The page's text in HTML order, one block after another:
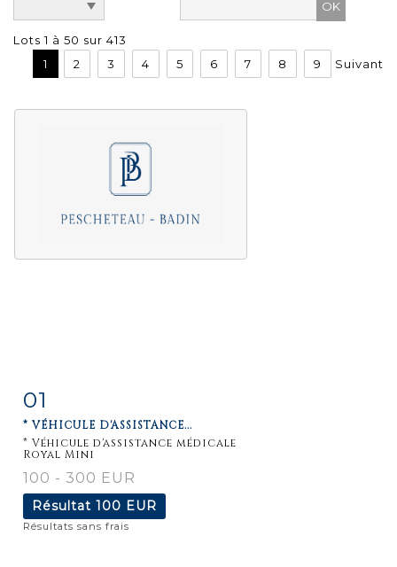
Lots 1 à 50 sur 413
1
2 3 4 5 6 7 8 9 Suivant
détaillée
01
* VÉHICULE D'ASSISTANCE...
* Véhicule d'assistance médicale
Royal Mini
100 - 300 EUR
Résultat 100 EUR
Résultats sans frais